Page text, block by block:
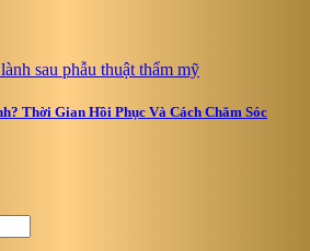
Thời Gian Hồi Phục Và Cách Chăm Sóc